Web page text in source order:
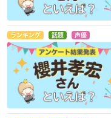
ランキング 話題 声優